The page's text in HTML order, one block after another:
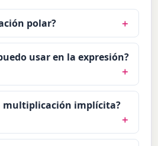
polar?
usar en la expresión?
multiplicación implícita?